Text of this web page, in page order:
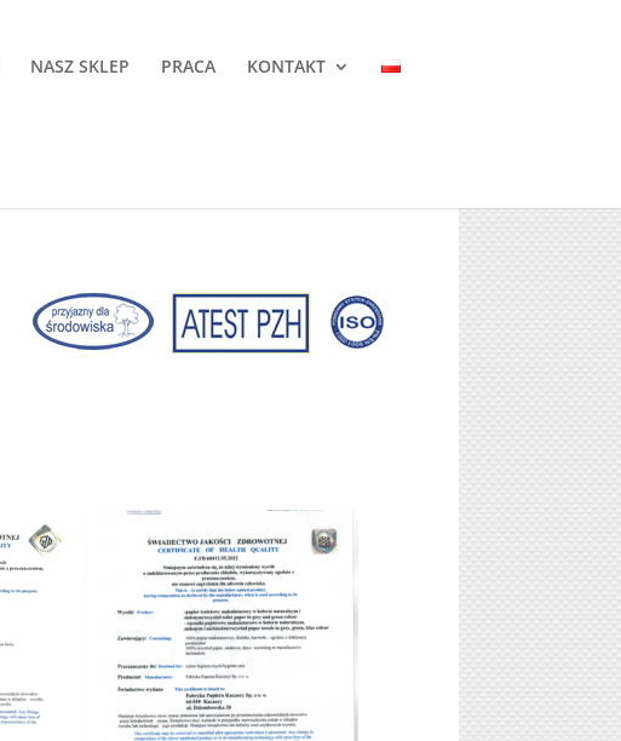
NASZ SKLEP PRACA KONTAKT